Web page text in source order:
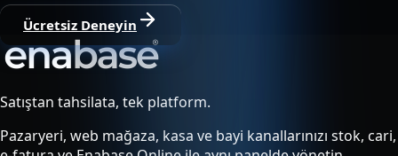
Ücretsiz Deneyin
Satıştan tahsilata, tek platform.
Pazaryeri, web mağaza, kasa ve bayi kanallarınızı stok, cari,